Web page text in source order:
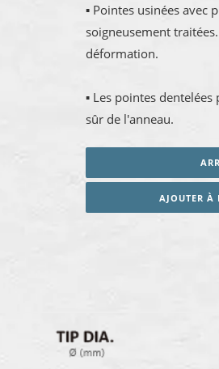
▪ Pointes usinées avec
soigneusement
déformation.
▪ Les pointes
sûr de l'anneau.
AJOUTER À